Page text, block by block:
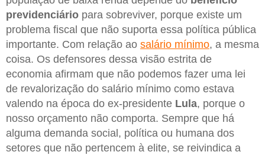
previdenciário para sobreviver, porque existe um
problema fiscal que não suporta essa política pública
importante. Com relação ao salário mínimo, a mesma
coisa. Os defensores dessa visão estrita de
economia afirmam que não podemos fazer uma lei
de revalorização do salário mínimo como estava
valendo na época do ex-presidente Lula, porque o
nosso orçamento não comporta. Sempre que há
alguma demanda social, política ou humana dos
setores que não pertencem à elite, se reivindica a